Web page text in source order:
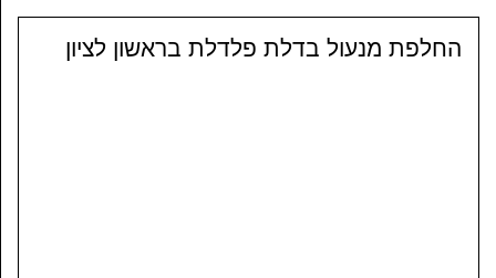
החלפת מנעול בדלת פלדלת בראשון לציון